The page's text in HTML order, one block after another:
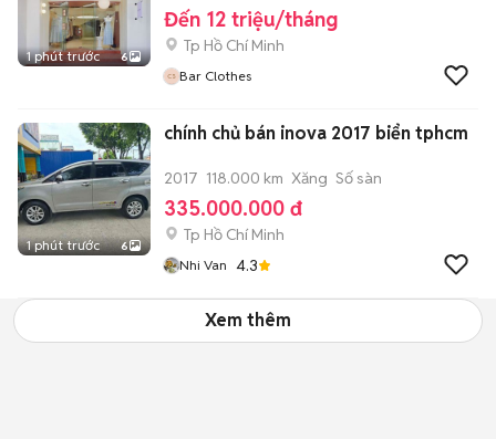
1 phút trước 6
Đến 12 triệu/tháng
Tp Hồ Chí Minh
Bar Clothes
1 phút trước 6
chính chủ bán inova 2017 biển tphcm
2017 118.000 km Xăng Số sàn
335.000.000 đ
Tp Hồ Chí Minh
Nhi Van 4.3
Xem thêm